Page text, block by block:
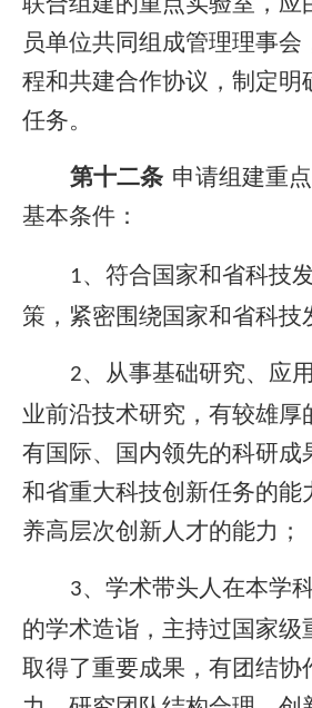
员单位共同组成管理理事会
程和共建合作协议，制定明
任务。
第十二条 申请组建重
基本条件：
1、符合国家和省科技
策，紧密围绕国家和省科技
2、从事基础研究、应
业前沿技术研究，有较雄厚
有国际、国内领先的科研成
和省重大科技创新任务的能
养高层次创新人才的能力；
3、学术带头人在本学
的学术造诣，主持过国家级
取得了重要成果，有团结协